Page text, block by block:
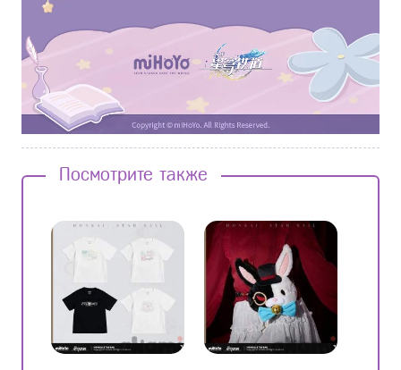
Посмотрите также